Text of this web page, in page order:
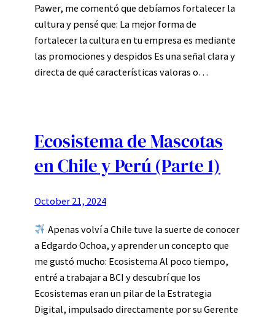
Pawer, me comentó que debíamos fortalecer la
cultura y pensé que: La mejor forma de
fortalecer la cultura en tu empresa es mediante
las promociones y despidos Es una señal clara y
directa de qué características valoras o…
Ecosistema de Mascotas
en Chile y Perú (Parte 1)
October 21, 2024
Apenas volví a Chile tuve la suerte de conocer
a Edgardo Ochoa, y aprender un concepto que
me gustó mucho: Ecosistema Al poco tiempo,
entré a trabajar a BCI y descubrí que los
Ecosistemas eran un pilar de la Estrategia
Digital, impulsado directamente por su Gerente